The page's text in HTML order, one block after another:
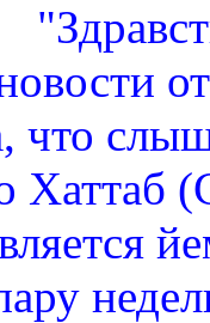
что
Хаттаб